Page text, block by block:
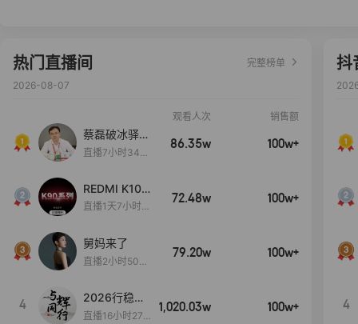
热门直播间
完整榜单
2026-08-07
观看人次 销售额
蔡磊破冰驿站
直播间好物分
直播7小时34分
86.35w 100w+
REDMI K100
Pro系列新品
启！
直播1天7小时5
72.48w 100w+
舅妈来了
直播2小时50分
79.20w 100w+
4
2026行稳致
远
直播16小时27
1,020.03w 100w+
抖
4